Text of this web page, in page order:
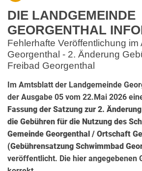
DIE LANDGEMEINDE
GEORGENTHAL
Fehlerhafte Veröffentlichung im
Georgenthal - 2. Änderung
Freibad Georgenthal
Im Amtsblatt der Landgemeinde
der Ausgabe 05 vom 22.Mai 2026
Fassung der Satzung zur 2.
die Gebühren für die Nutzung des
Gemeinde Georgenthal / Ortschaft
(Gebührensatzung Schwimmbad
veröffentlicht. Die hier angegebenen